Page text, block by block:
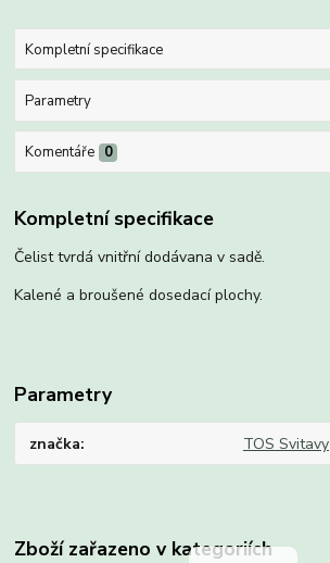
Kompletní specifikace
Parametry
Komentáře 0
Kompletní specifikace
Čelist tvrdá vnitřní dodávana v sadě.
Kalené a broušené dosedací plochy.
Parametry
značka TOS Svitavy
Zboží zařazeno v kategoriích